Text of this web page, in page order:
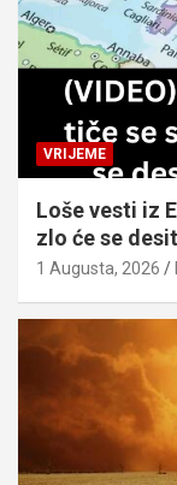
VRIJEME
Loše vesti iz
zlo će se
1 Augusta, 2026